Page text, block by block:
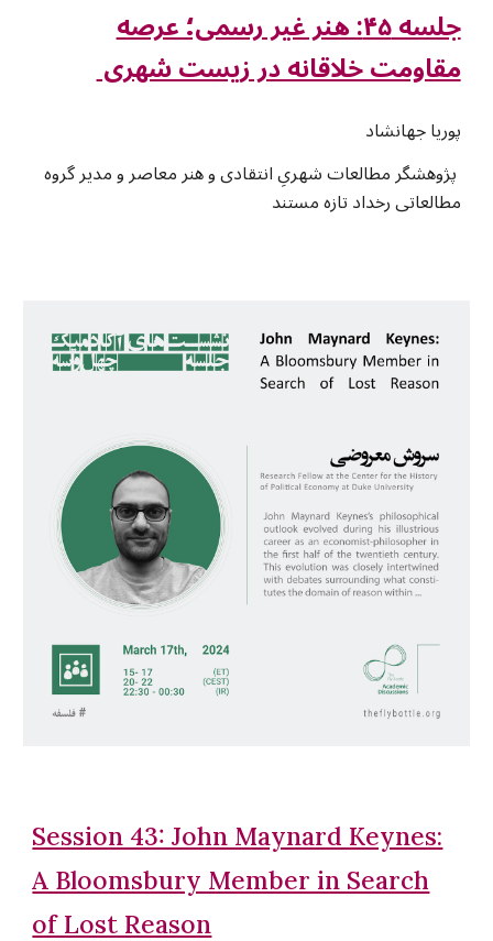
جلسه ۴۵: هنر غیر رسمی؛ عرصه
مقاومت خلاقانه در زیست شهری
پوریا جهانشاد
پژوهشگر مطالعات شهریِ انتقادی و هنر معاصر و مدیر گروه
مطالعاتی رخداد تازه مستند
Session 43: John Maynard Keynes:
A Bloomsbury Member in Search
of Lost Reason